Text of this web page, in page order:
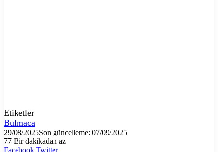
Etiketler
Bulmaca
29/08/2025Son güncelleme: 07/09/2025
77 Bir dakikadan az
Facebook TwitterLinkedIn
Tumblr
Pinterest
Reddit
VKontakte
E-
Yazdır